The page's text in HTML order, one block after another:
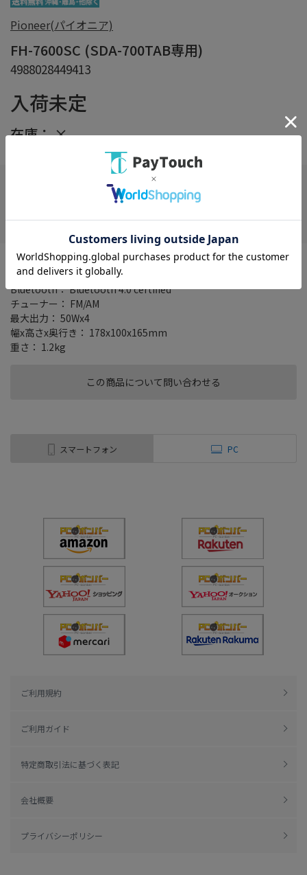
Pioneer(パイオニア)
FH-7600SC (SDA-700TAB専用)
4988028449413
入荷未定
在庫：×
この商品について問い合わせる
在庫がありません
取付形状： 2DIN
外部スロット： USBスロット
Bluetooth： Bluetooth 4.0 certified
チューナー： FM/AM
最大出力： 50Wx4
幅x高さx奥行き： 178x100x165mm
重さ： 1.2kg
スマートフォン PC
ご利用規約
ご利用ガイド
特定商取引法に基づく表記
会社概要
プライバシーポリシー